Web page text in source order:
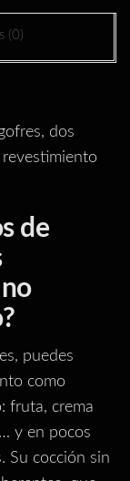
(0)
dos
de
puedes
como
fruta, crema
y en pocos
Su cocción sin